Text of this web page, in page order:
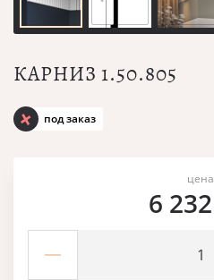
КАРНИЗ 1.50.805
под заказ
цена
6 232